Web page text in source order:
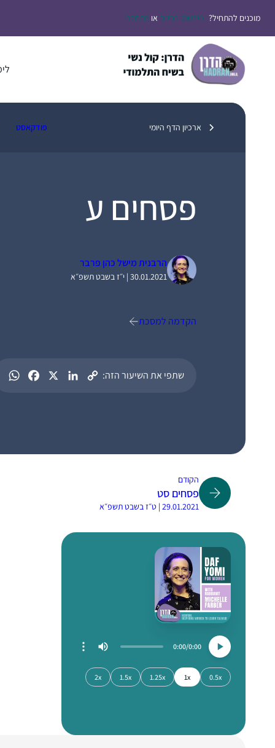
לתוכןמוכנים להתחיל? הירשמו בחינם או התחברו
ארכיון הדף היומי פודקאסט
פסחים ע
הרבנית מישל כהן פרבר
30.01.2021 | י״ז בשבט תשפ״א
הקדמה למסכת
שתפי את השיעור הזה:
הקודם
פסחים סט
29.01.2021 | ט״ז בשבט תשפ״א
0:00
0:00
0.5x
1x
1.25x
1.5x
2x